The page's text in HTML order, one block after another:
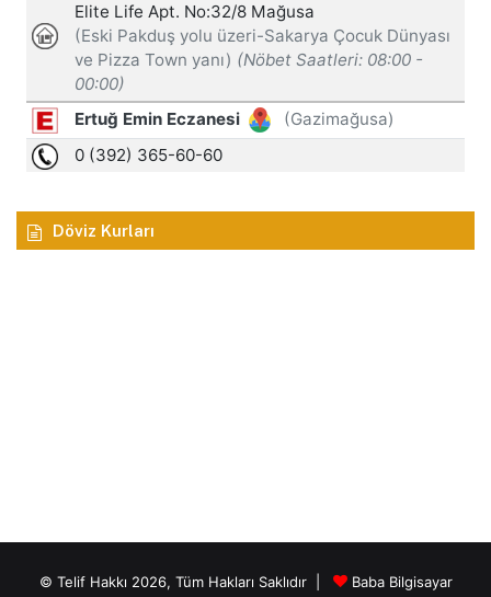
Döviz Kurları
© Telif Hakkı 2026, Tüm Hakları Saklıdır | Baba Bilgisayar